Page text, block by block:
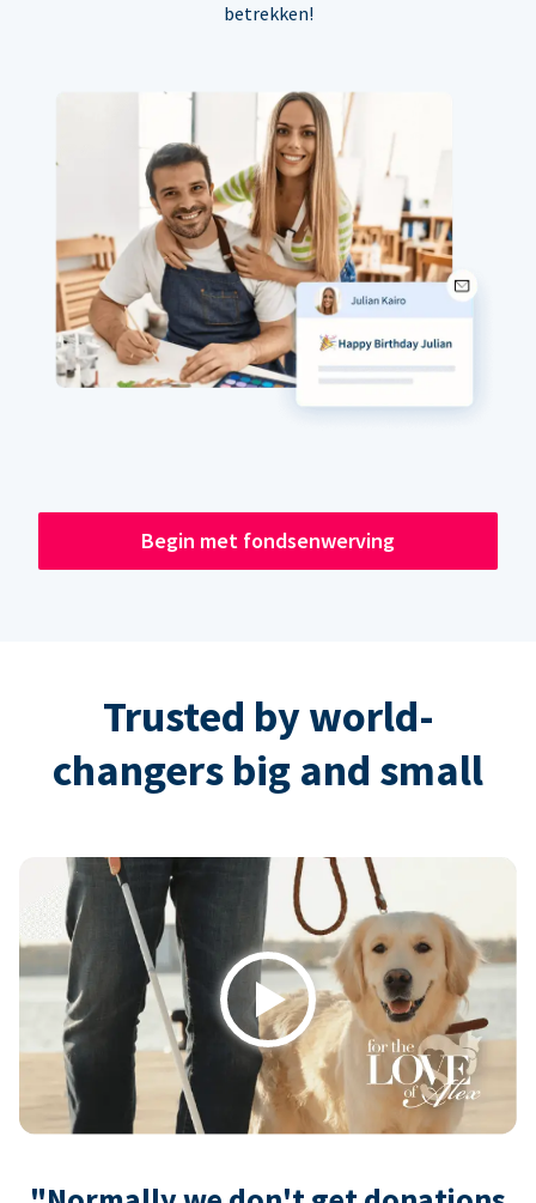
betrekken!
Begin met fondsenwerving
Trusted by world-
changers big and small
Play